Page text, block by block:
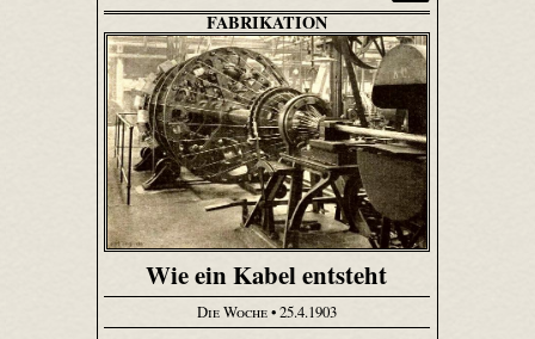
FABRIKATION
Wie ein Kabel entsteht
Die Woche• 25.4.1903